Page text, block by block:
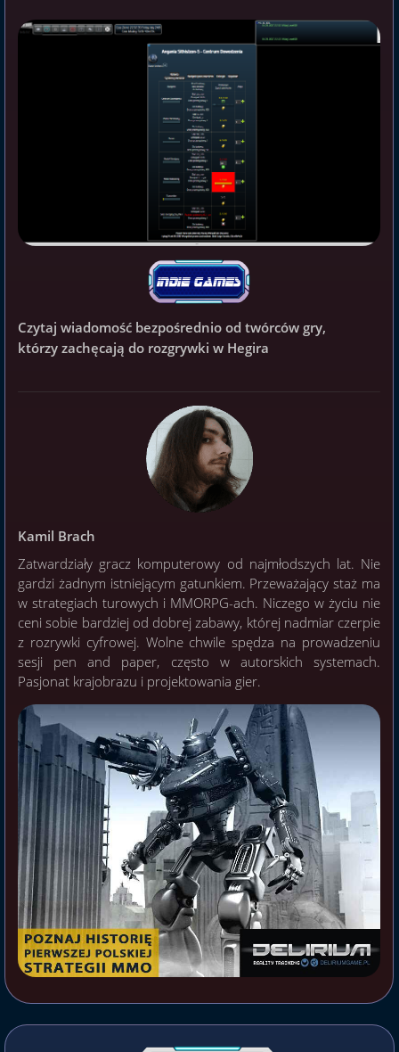
Czytaj wiadomość bezpośrednio od twórców gry,
którzy zachęcają do rozgrywki w Hegira
Kamil Brach
Zatwardziały gracz komputerowy od najmłodszych lat. Nie
gardzi żadnym istniejącym gatunkiem. Przeważający staż ma
w strategiach turowych i MMORPG-ach. Niczego w życiu nie
ceni sobie bardziej od dobrej zabawy, której nadmiar czerpie
z rozrywki cyfrowej. Wolne chwile spędza na prowadzeniu
sesji pen and paper, często w autorskich systemach.
Pasjonat krajobrazu i projektowania gier.